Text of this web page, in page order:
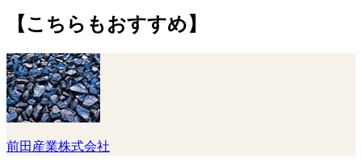
【こちらもおすすめ】
前田産業株式会社